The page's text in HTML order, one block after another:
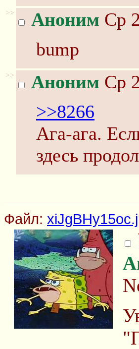
>> Аноним Ср
bump
>> Аноним Ср
>>8266
Ага-ага.
здесь
Файл: